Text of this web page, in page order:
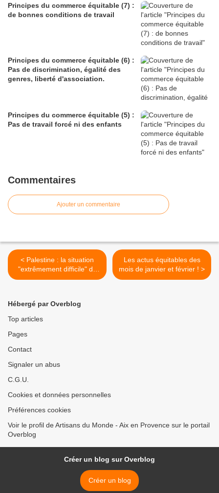
Principes du commerce équitable (7) :
de bonnes conditions de travail
Principes du commerce équitable (6) :
Pas de discrimination, égalité des
genres, liberté d'association.
Principes du commerce équitable (5) :
Pas de travail forcé ni des enfants
Commentaires
Ajouter un commentaire
< Palestine : la situation
"extrêmement difficile" de
nos partenaires.
Les actus équitables des
mois de janvier et février ! >
Hébergé par Overblog
Top articles
Pages
Contact
Signaler un abus
C.G.U.
Cookies et données personnelles
Préférences cookies
Voir le profil de Artisans du Monde - Aix en Provence sur le portail
Overblog
Créer un blog sur Overblog
Créer un blog